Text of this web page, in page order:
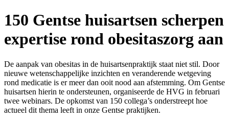
150 Gentse huisartsen scherpen
expertise rond obesitaszorg aan
De aanpak van obesitas in de huisartsenpraktijk staat niet stil. Door
nieuwe wetenschappelijke inzichten en veranderende wetgeving
rond medicatie is er meer dan ooit nood aan afstemming. Om Gentse
huisartsen hierin te ondersteunen, organiseerde de HVG in februari
twee webinars. De opkomst van 150 collega’s onderstreept hoe
actueel dit thema leeft in onze Gentse praktijken.